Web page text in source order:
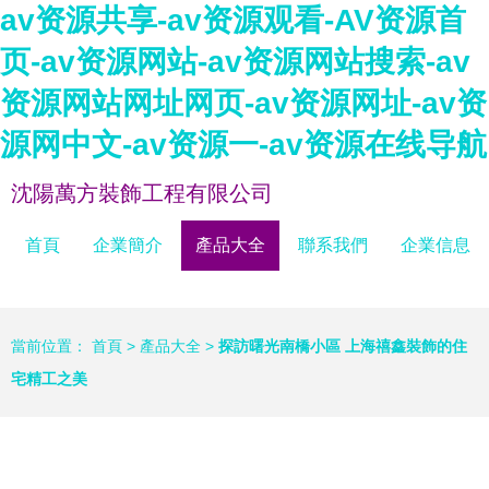
av资源共享-av资源观看-AV资源首
页-av资源网站-av资源网站搜索-av
资源网站网址网页-av资源网址-av资
源网中文-av资源一-av资源在线导航
沈陽萬方裝飾工程有限公司
首頁 企業簡介 產品大全 聯系我們 企業信息
當前位置： 首頁 > 產品大全 > 探訪曙光南橋小區 上海禧鑫裝飾的住
宅精工之美